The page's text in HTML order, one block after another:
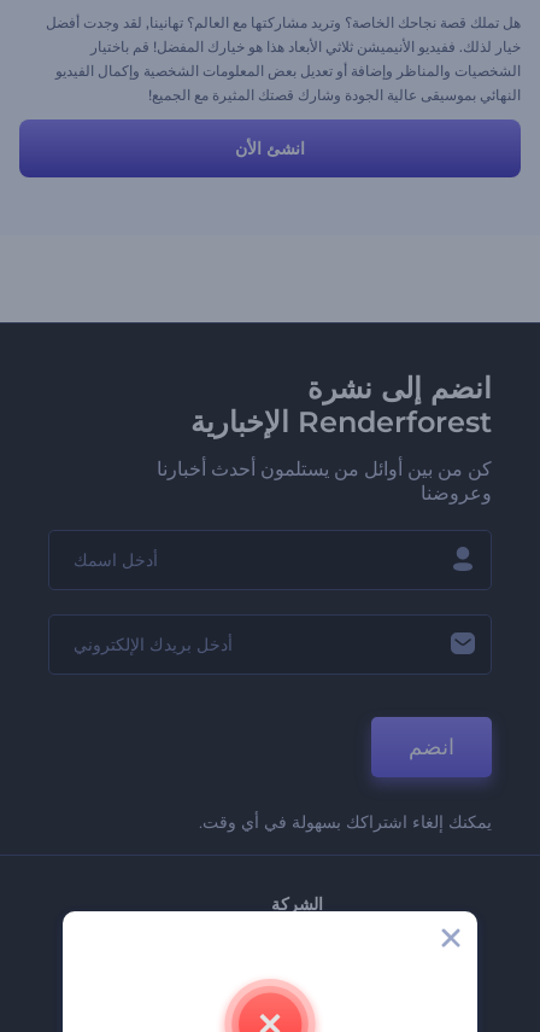
هل تملك قصة نجاحك الخاصة؟ وتريد مشاركتها مع العالم؟ تهانينا, لقد وجدت أفضل
خيار لذلك. ففيديو الأنيميشن ثلاثي الأبعاد هذا هو خيارك المفضل! قم باختيار
الشخصيات والمناظر وإضافة أو تعديل بعض المعلومات الشخصية وإكمال الفيديو
النهائي بموسيقى عالية الجودة وشارك قصتك المثيرة مع الجميع!
انشئ الأن
انضم إلى نشرة
Renderforest الإخبارية
كن من بين أوائل من يستلمون أحدث أخبارنا
وعروضنا
انضم
يمكنك إلغاء اشتراكك بسهولة في أي وقت.
الشركة
اتصل بنا
وظائف